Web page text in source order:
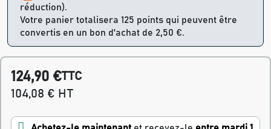
réduction).
Votre panier totalisera 125 points qui peuvent être
convertis en un bon d'achat de 2,50 €.
124,90 €TTC
104,08 € HT